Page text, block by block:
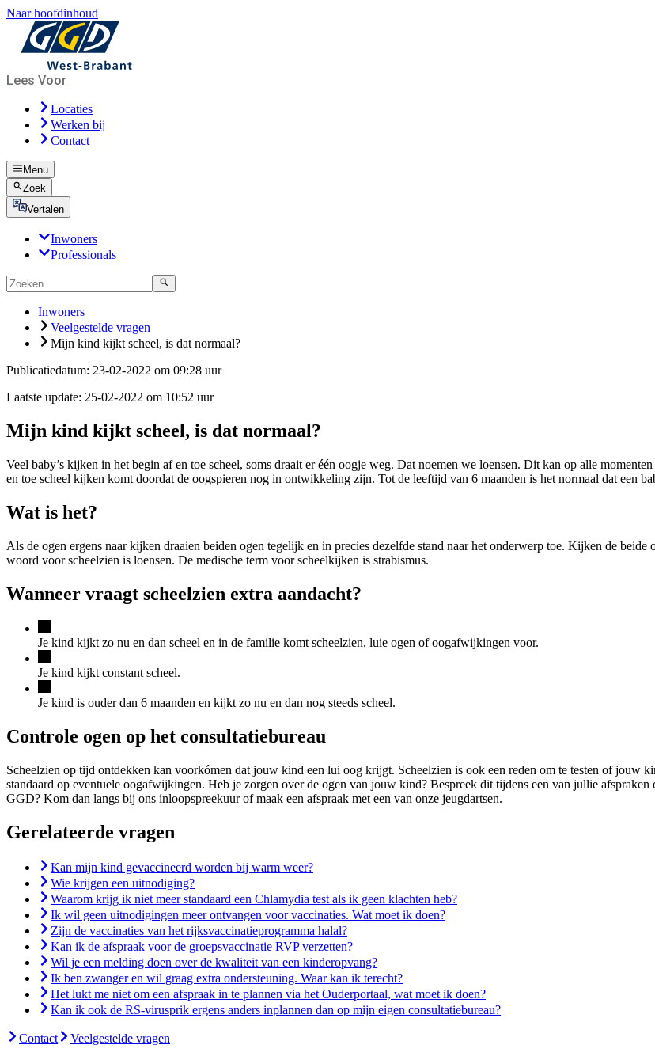
Naar hoofdinhoud
Lees Voor
Locaties
Werken bij
Contact
Menu
Zoek
Vertalen
Inwoners
Professionals
Inwoners
Veelgestelde vragen
Mijn kind kijkt scheel, is dat normaal?
Publicatiedatum: 23-02-2022 om 09:28 uur
Laatste update: 25-02-2022 om 10:52 uur
Mijn kind kijkt scheel, is dat normaal?
Veel baby’s kijken in het begin af en toe scheel, soms draait er één oogje weg. Dat noemen we loensen. Dit kan op alle
en toe scheel kijken komt doordat de oogspieren nog in ontwikkeling zijn. Tot de leeftijd van 6 maanden is het normaal dat een
Wat is het?
Als de ogen ergens naar kijken draaien beiden ogen tegelijk en in precies dezelfde stand naar het onderwerp toe. Kijken de
woord voor scheelzien is loensen. De medische term voor scheelkijken is strabismus.
Wanneer vraagt scheelzien extra aandacht?
Je kind kijkt zo nu en dan scheel en in de familie komt scheelzien, luie ogen of oogafwijkingen voor.
Je kind kijkt constant scheel.
Je kind is ouder dan 6 maanden en kijkt zo nu en dan nog steeds scheel.
Controle ogen op het consultatiebureau
Scheelzien op tijd ontdekken kan voorkómen dat jouw kind een lui oog krijgt. Scheelzien is ook een reden om te testen of jouw
standaard op eventuele oogafwijkingen. Heb je zorgen over de ogen van jouw kind? Bespreek dit tijdens een van jullie
GGD? Kom dan langs bij ons inloopspreekuur of maak een afspraak met een van onze jeugdartsen.
Gerelateerde vragen
Kan mijn kind gevaccineerd worden bij warm weer?
Wie krijgen een uitnodiging?
Waarom krijg ik niet meer standaard een Chlamydia test als ik geen klachten heb?
Ik wil geen uitnodigingen meer ontvangen voor vaccinaties. Wat moet ik doen?
Zijn de vaccinaties van het rijksvaccinatieprogramma halal?
Kan ik de afspraak voor de groepsvaccinatie RVP verzetten?
Wil je een melding doen over de kwaliteit van een kinderopvang?
Ik ben zwanger en wil graag extra ondersteuning. Waar kan ik terecht?
Het lukt me niet om een afspraak in te plannen via het Ouderportaal, wat moet ik doen?
Kan ik ook de RS-virusprik ergens anders inplannen dan op mijn eigen consultatiebureau?
Contact Veelgestelde vragen